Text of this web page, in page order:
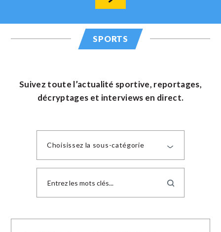
SPORTS
Suivez toute l’actualité sportive, reportages,
décryptages et interviews en direct.
Choisissez la sous-catégorie